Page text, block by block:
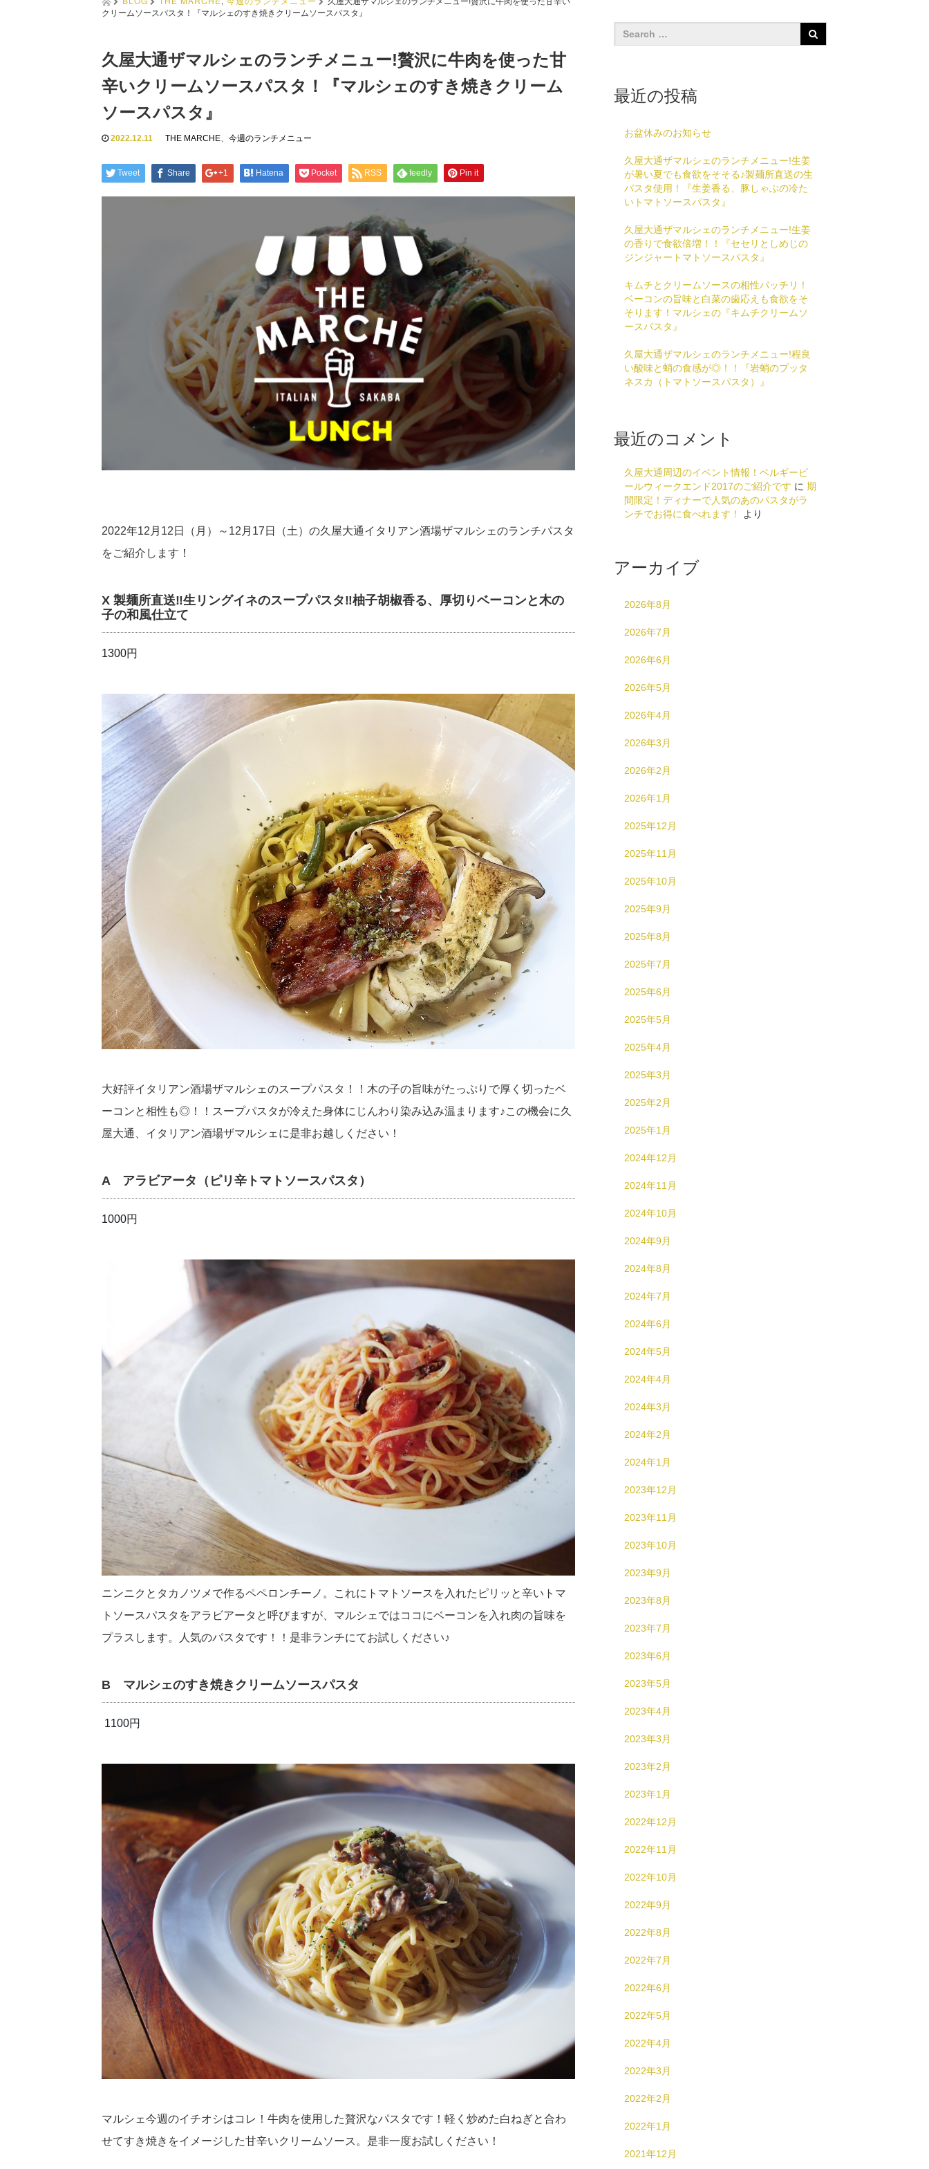
クリームソースパスタ！『マルシェのすき焼きクリームソースパスタ』
久屋大通ザマルシェのランチメニュー!贅沢に牛肉を使った甘
辛いクリームソースパスタ！『マルシェのすき焼きクリーム
ソースパスタ』
2022.12.11 THE MARCHE、 今週のランチメニュー
Tweet Share +1 Hatena Pocket RSS feedly Pin it
2022年12月12日（月）～12月17日（土）の久屋大通イタリアン酒場ザマルシェのランチパスタ
をご紹介します！
X 製麺所直送‼︎生リングイネのスープパスタ‼︎柚子胡椒香る、厚切りベーコンと木の
子の和風仕立て
1300円
大好評イタリアン酒場ザマルシェのスープパスタ！！木の子の旨味がたっぷりで厚く切ったベ
ーコンと相性も◎！！スープパスタが冷えた身体にじんわり染み込み温まります♪この機会に久
屋大通、イタリアン酒場ザマルシェに是非お越しください！
A アラビアータ（ピリ辛トマトソースパスタ）
1000円
ニンニクとタカノツメで作るペペロンチーノ。これにトマトソースを入れたピリッと辛いトマ
トソースパスタをアラビアータと呼びますが、マルシェではココにベーコンを入れ肉の旨味を
プラスします。人気のパスタです！！是非ランチにてお試しください♪
B マルシェのすき焼きクリームソースパスタ
1100円
マルシェ今週のイチオシはコレ！牛肉を使用した贅沢なパスタです！軽く炒めた白ねぎと合わ
せてすき焼きをイメージした甘辛いクリームソース。是非一度お試しください！
最近の投稿
お盆休みのお知らせ
久屋大通ザマルシェのランチメニュー!生姜
が暑い夏でも食欲をそそる♪製麺所直送の生
パスタ使用！『生姜香る、豚しゃぶの冷た
いトマトソースパスタ』
久屋大通ザマルシェのランチメニュー!生姜
の香りで食欲倍増！！『セセリとしめじの
ジンジャートマトソースパスタ』
キムチとクリームソースの相性バッチリ！
ベーコンの旨味と白菜の歯応えも食欲をそ
そります！マルシェの『キムチクリームソ
ースパスタ』
久屋大通ザマルシェのランチメニュー!程良
い酸味と蛸の食感が◎！！『岩蛸のプッタ
ネスカ（トマトソースパスタ）』
最近のコメント
久屋大通周辺のイベント情報！ベルギービ
ールウィークエンド2017のご紹介です に期
間限定！ディナーで人気のあのパスタがラ
ンチでお得に食べれます！
より
アーカイブ
2026年8月
2026年7月
2026年6月
2026年5月
2026年4月
2026年3月
2026年2月
2026年1月
2025年12月
2025年11月
2025年10月
2025年9月
2025年8月
2025年7月
2025年6月
2025年5月
2025年4月
2025年3月
2025年2月
2025年1月
2024年12月
2024年11月
2024年10月
2024年9月
2024年8月
2024年7月
2024年6月
2024年5月
2024年4月
2024年3月
2024年2月
2024年1月
2023年12月
2023年11月
2023年10月
2023年9月
2023年8月
2023年7月
2023年6月
2023年5月
2023年4月
2023年3月
2023年2月
2023年1月
2022年12月
2022年11月
2022年10月
2022年9月
2022年8月
2022年7月
2022年6月
2022年5月
2022年4月
2022年3月
2022年2月
2022年1月
2021年12月